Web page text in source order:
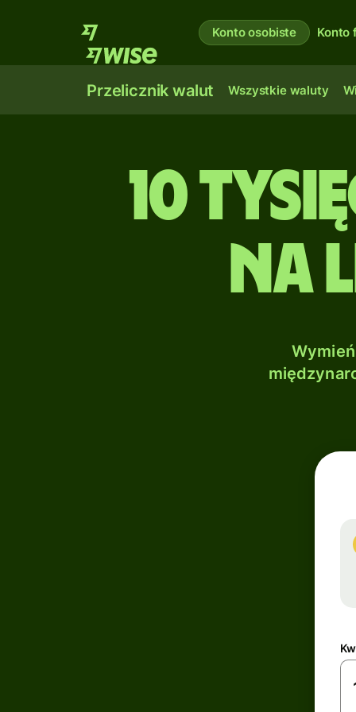
Konto osobiste Konto
Przelicznik walut Wszystkie waluty
10
na